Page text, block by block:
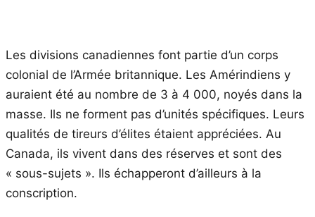
Les divisions canadiennes font partie d’un corps
colonial de l’Armée britannique. Les Amérindiens y
auraient été au nombre de 3 à 4 000, noyés dans la
masse. Ils ne forment pas d’unités spécifiques. Leurs
qualités de tireurs d’élites étaient appréciées. Au
Canada, ils vivent dans des réserves et sont des
« sous-sujets ». Ils échapperont d’ailleurs à la
conscription.